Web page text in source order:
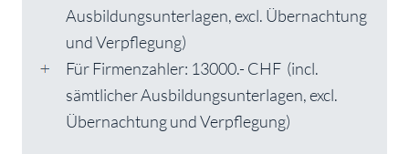
Ausbildungsunterlagen, excl. Übernachtung
und Verpflegung)
Für Firmenzahler: 13000.- CHF (incl.
sämtlicher Ausbildungsunterlagen, excl.
Übernachtung und Verpflegung)